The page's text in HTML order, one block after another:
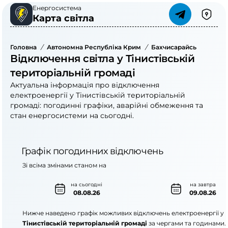
Енергосистема
Карта світла
Головна / Автономна Республіка Крим / Бахчисарайський
Відключення світла у Тінистівській
територіальній громаді
Актуальна інформація про відключення
електроенергії у Тінистівській територіальній
громаді: погодинні графіки, аварійні обмеження та
стан енергосистеми на сьогодні.
Графік погодинних відключень
на сьогодні
08.08.26
на завтра
09.08.26
Зі всіма змінами станом на
Нижче наведено графік можливих відключень електроенергії у
Тінистівській територіальній громаді за чергами та годинами.